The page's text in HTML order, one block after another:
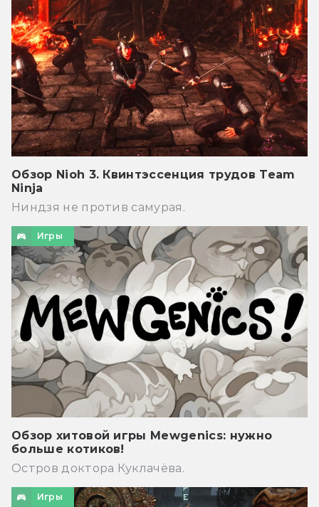
Обзор Nioh 3. Квинтэссенция трудов Team
Ninja
Ниндзя не против самурая.
Игры
Обзор хитовой игры Mewgenics: нужно
больше котиков!
Остров доктора Куклачёва.
Игры